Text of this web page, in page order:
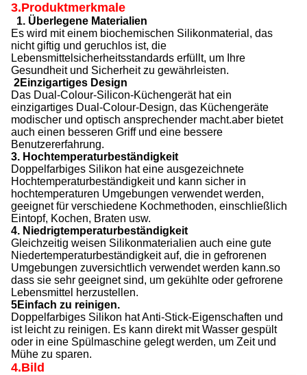
3.Produktmerkmale
1. Überlegene Materialien
Es wird mit einem biochemischen Silikonmaterial, das
nicht giftig und geruchlos ist, die
Lebensmittelsicherheitsstandards erfüllt, um Ihre
Gesundheit und Sicherheit zu gewährleisten.
2Einzigartiges Design
Das Dual-Colour-Silicon-Küchengerät hat ein
einzigartiges Dual-Colour-Design, das Küchengeräte
modischer und optisch ansprechender macht.aber bietet
auch einen besseren Griff und eine bessere
Benutzererfahrung.
3. Hochtemperaturbeständigkeit
Doppelfarbiges Silikon hat eine ausgezeichnete
Hochtemperaturbeständigkeit und kann sicher in
hochtemperaturen Umgebungen verwendet werden,
geeignet für verschiedene Kochmethoden, einschließlich
Eintopf, Kochen, Braten usw.
4. Niedrigtemperaturbeständigkeit
Gleichzeitig weisen Silikonmaterialien auch eine gute
Niedertemperaturbeständigkeit auf, die in gefrorenen
Umgebungen zuversichtlich verwendet werden kann.so
dass sie sehr geeignet sind, um gekühlte oder gefrorene
Lebensmittel herzustellen.
5Einfach zu reinigen.
Doppelfarbiges Silikon hat Anti-Stick-Eigenschaften und
ist leicht zu reinigen. Es kann direkt mit Wasser gespült
oder in eine Spülmaschine gelegt werden, um Zeit und
Mühe zu sparen.
4.Bild